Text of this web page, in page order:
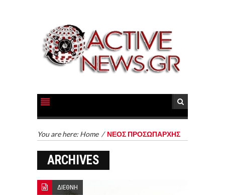
You are here: Home / ΝΕΟΣ ΠΡΟΣΩΠΑΡΧΗΣ
ARCHIVES
ΔΙΕΘΝΗ